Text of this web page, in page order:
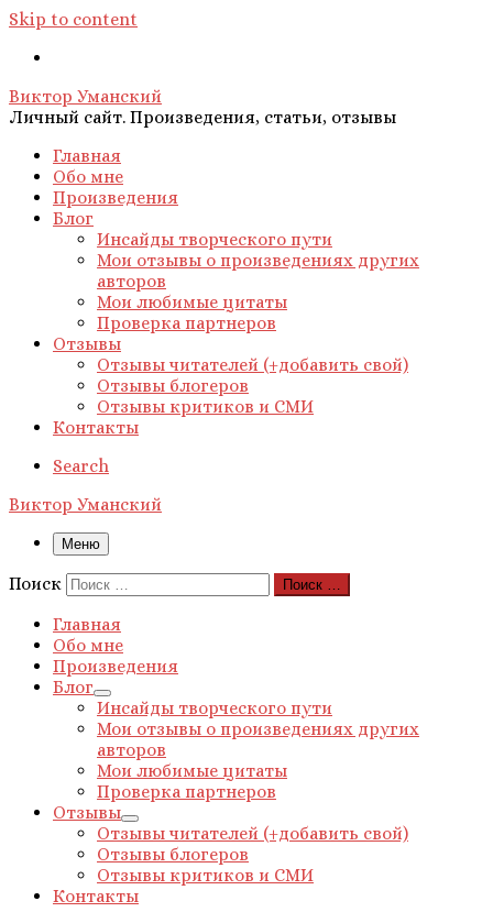
Skip to content
Виктор Уманский
Личный сайт. Произведения, статьи, отзывы
Главная
Обо мне
Произведения
Блог
Инсайды творческого пути
Мои отзывы о произведениях других
авторов
Мои любимые цитаты
Проверка партнеров
Отзывы
Отзывы читателей (+добавить свой)
Отзывы блогеров
Отзывы критиков и СМИ
Контакты
Search
Виктор Уманский
Меню
Поиск Поиск …
Главная
Обо мне
Произведения
Блог
Инсайды творческого пути
Мои отзывы о произведениях других
авторов
Мои любимые цитаты
Проверка партнеров
Отзывы
Отзывы читателей (+добавить свой)
Отзывы блогеров
Отзывы критиков и СМИ
Контакты